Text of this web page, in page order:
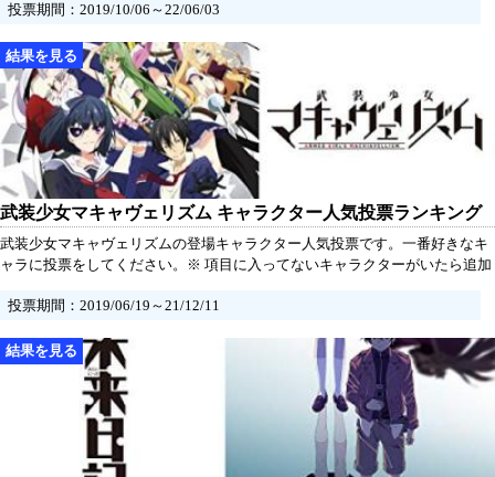
投票期間：2019/10/06～22/06/03
武装少女マキャヴェリズム キャラクター人気投票ランキング
武装少女マキャヴェリズムの登場キャラクター人気投票です。一番好きなキ
ャラに投票をしてください。※ 項目に入ってないキャラクターがいたら追加
投票期間：2019/06/19～21/12/11